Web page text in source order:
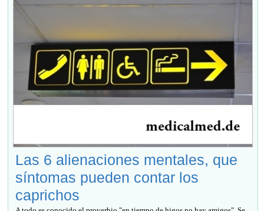
Las 6 alienaciones mentales, que
síntomas pueden contar los
caprichos